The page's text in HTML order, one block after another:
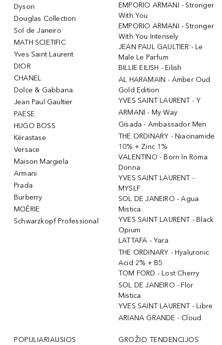
Dyson
Douglas Collection
Sol de Janeiro
MATH SCIETIFIC
Yves Saint Laurent
DIOR
CHANEL
Dolce & Gabbana
Jean Paul Gaultier
PAESE
HUGO BOSS
Kérastase
Versace
Maison Margiela
Armani
Prada
Burberry
MOÉRIE
Schwarzkopf Professional
EMPORIO ARMANI - Stronger
With You
EMPORIO ARMANI - Stronger
With You Intensely
JEAN PAUL GAULTIER - Le
Male Le Parfum
BILLIE EILISH - Eilish
AL HARAMAIN - Amber Oud
Gold Edition
YVES SAINT LAURENT - Y
ARMANI - My Way
Gisada - Ambassador Men
THE ORDINARY - Niacinamide
10% + Zinc 1%
VALENTINO - Born In Roma
Donna
YVES SAINT LAURENT -
MYSLF
SOL DE JANEIRO - Agua
Mistica
YVES SAINT LAURENT - Black
Opium
LATTAFA - Yara
THE ORDINARY - Hyaluronic
Acid 2% + B5
TOM FORD - Lost Cherry
SOL DE JANEIRO - Flor
Mistica
YVES SAINT LAURENT - Libre
ARIANA GRANDE - Cloud
POPULIARIAUSIOS
GROŽIO TENDENCIJOS